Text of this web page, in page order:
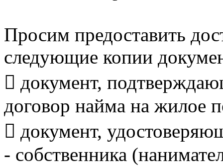
Просим предоставить
следующие копии
 документ,
договор найма на жилое
 документ,
- собственника